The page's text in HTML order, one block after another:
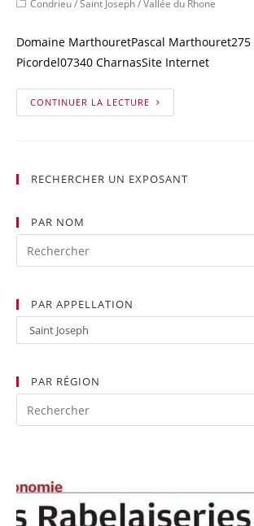
Condrieu/Saint Joseph/Vallée du Rhone
Domaine MarthouretPascal
Picordel07340 CharnasSite Internet
CONTINUER LA LECTURE
RECHERCHER UN EXPOSANT
PAR NOM
PAR APPELLATION
Par
Appellation
Saint Joseph
PAR RÉGION